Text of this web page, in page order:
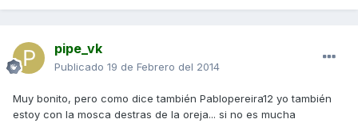
pipe_vk
Publicado 19 de Febrero del 2014
Muy bonito, pero como dice también Pablopereira12 yo también
estoy con la mosca destras de la oreja... si no es mucha